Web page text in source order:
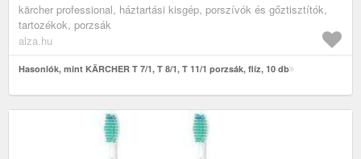
kärcher professional, háztartási kisgép, porszívók és gőztisztítók,
tartozékok, porzsák
alza.hu
Hasonlók, mint KÄRCHER T 7/1, T 8/1, T 11/1 porzsák, flíz, 10 db